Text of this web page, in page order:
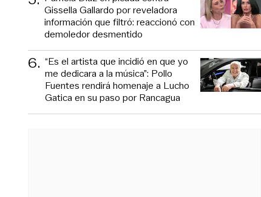
Gissella Gallardo por reveladora
información que filtró: reaccionó con
demoledor desmentido
6. “Es el artista que incidió en que yo
me dedicara a la música”: Pollo
Fuentes rendirá homenaje a Lucho
Gatica en su paso por Rancagua